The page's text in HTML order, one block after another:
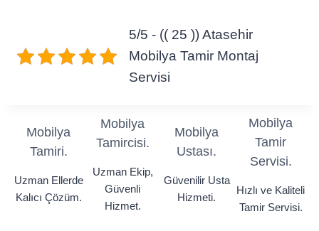
5/5 - (( 25 )) Atasehir
Mobilya Tamir Montaj
Servisi
Mobilya
Tamiri.
Uzman Ellerde
Kalıcı Çözüm.
Mobilya
Tamircisi.
Uzman Ekip,
Güvenli
Hizmet.
Mobilya
Ustası.
Güvenilir Usta
Hizmeti.
Mobilya
Tamir
Servisi.
Hızlı ve Kaliteli
Tamir Servisi.